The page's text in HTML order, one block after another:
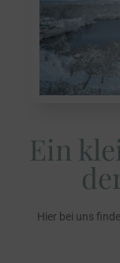
Ein
Hier bei uns